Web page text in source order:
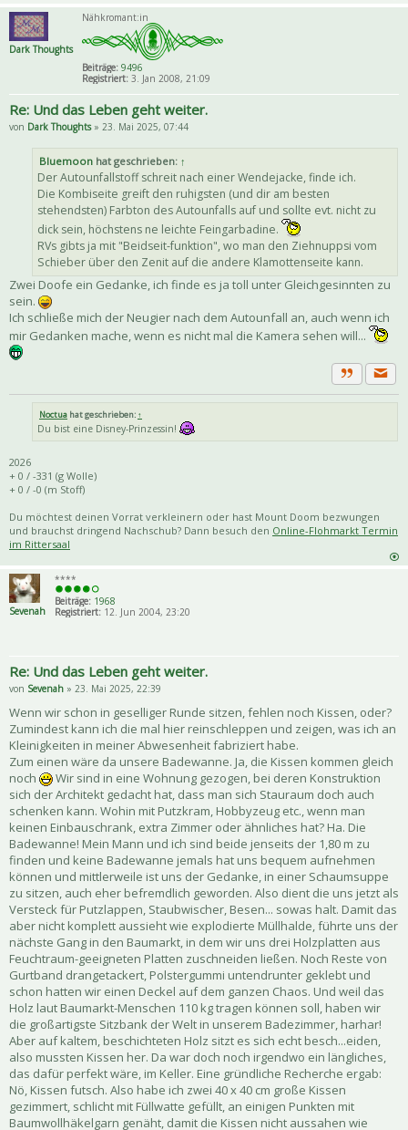
Dark Thoughts
Nähkromant:in
Beiträge: 9496
Registriert: 3. Jan 2008, 21:09
Re: Und das Leben geht weiter.
von Dark Thoughts» 23. Mai 2025, 07:44
Bluemoon hat geschrieben: ↑
Der Autounfallstoff schreit nach einer Wendejacke, finde ich.
Die Kombiseite greift den ruhigsten (und dir am besten
stehendsten) Farbton des Autounfalls auf und sollte evt. nicht zu
dick sein, höchstens ne leichte Feingarbadine.
RVs gibts ja mit "Beidseit-funktion", wo man den Ziehnuppsi vom
Schieber über den Zenit auf die andere Klamottenseite kann.
Zwei Doofe ein Gedanke, ich finde es ja toll unter Gleichgesinnten zu
sein.
Ich schließe mich der Neugier nach dem Autounfall an, auch wenn ich
mir Gedanken mache, wenn es nicht mal die Kamera sehen will...
Zitat
Noctua hat geschrieben: ↑
Du bist eine Disney-Prinzessin!
2026
+ 0 / -331 (g Wolle)
+ 0 / -0 (m Stoff)
Du möchtest deinen Vorrat verkleinern oder hast Mount Doom bezwungen
und brauchst dringend Nachschub? Dann besuch den Online-Flohmarkt Termin
im Rittersaal
Sevenah
****
Beiträge: 1968
Registriert: 12. Jun 2004, 23:20
Re: Und das Leben geht weiter.
von Sevenah » 23. Mai 2025, 22:39
Wenn wir schon in geselliger Runde sitzen, fehlen noch Kissen, oder?
Zumindest kann ich die mal hier reinschleppen und zeigen, was ich an
Kleinigkeiten in meiner Abwesenheit fabriziert habe.
Zum einen wäre da unsere Badewanne. Ja, die Kissen kommen gleich
noch
Wir sind in eine Wohnung gezogen, bei deren Konstruktion
sich der Architekt gedacht hat, dass man sich Stauraum doch auch
schenken kann. Wohin mit Putzkram, Hobbyzeug etc., wenn man
keinen Einbauschrank, extra Zimmer oder ähnliches hat? Ha. Die
Badewanne! Mein Mann und ich sind beide jenseits der 1,80 m zu
finden und keine Badewanne jemals hat uns bequem aufnehmen
können und mittlerweile ist uns der Gedanke, in einer Schaumsuppe
zu sitzen, auch eher befremdlich geworden. Also dient die uns jetzt als
Versteck für Putzlappen, Staubwischer, Besen... sowas halt. Damit das
aber nicht komplett aussieht wie explodierte Müllhalde, führte uns der
nächste Gang in den Baumarkt, in dem wir uns drei Holzplatten aus
Feuchtraum-geeigneten Platten zuschneiden ließen. Noch Reste von
Gurtband drangetackert, Polstergummi untendrunter geklebt und
schon hatten wir einen Deckel auf dem ganzen Chaos. Und weil das
Holz laut Baumarkt-Menschen 110 kg tragen können soll, haben wir
die großartigste Sitzbank der Welt in unserem Badezimmer, harhar!
Aber auf kaltem, beschichteten Holz sitzt es sich echt besch...eiden,
also mussten Kissen her. Da war doch noch irgendwo ein längliches,
das dafür perfekt wäre, im Keller. Eine gründliche Recherche ergab:
Nö, Kissen futsch. Also habe ich zwei 40 x 40 cm große Kissen
gezimmert, schlicht mit Füllwatte gefüllt, an einigen Punkten mit
Baumwollhäkelgarn genäht, damit die Kissen nicht aussahen wie